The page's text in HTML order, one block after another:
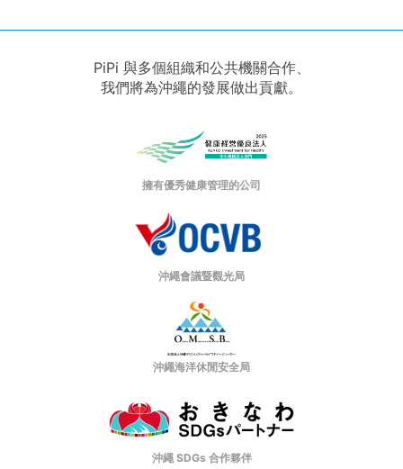
PiPi 與多個組織和公共機關合作、
我們將為沖繩的發展做出貢獻。
擁有優秀健康管理的公司
沖繩會議暨觀光局
沖繩海洋休閒安全局
沖繩 SDGs 合作夥伴